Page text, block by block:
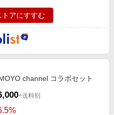
トアにすすむ
channel コラボセット
+送料別